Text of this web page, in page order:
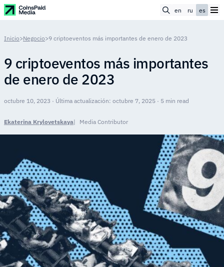
en ru es
Inicio>Negocio>9 criptoeventos más importantes de enero de 2023
9 criptoeventos más importantes
de enero de 2023
octubre 10, 2023 · Última actualización: octubre 7, 2025 · 5 min read
Ekaterina Krylovetskaya Media Contributor